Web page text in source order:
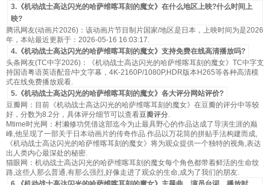
3.《机动战士高达闪光的哈萨维喀耳刻的魔女》在什么地区上映?什么时间上
映?
腾讯网友(动画片2026)：该动画片节目制片国家/地区是日本，上映时间为是2026
年，本站最近更新于：2026-05-16 16:03:17.
4.《机动战士高达闪光的哈萨维喀耳刻的魔女》支持免费在线高清播放吗?
头条网友(TC中字2026)：《机动战士高达闪光的哈萨维喀耳刻的魔女》TC中字支
持国语粤语英语配音/中文字幕，4K-2160P/1080P,HDR版本H265等各种高清模
式在线免费播放观看.
5.《机动战士高达闪光的哈萨维喀耳刻的魔女》各大评分网站评价?
豆瓣网：目前《机动战士高达闪光的哈萨维喀耳刻的魔女》在豆瓣的评分中等较
好，分数为8.2分，具体评分细节可以查看豆瓣评分.
Mtime时光网：村濑修功凭借这部迄今为止最具野心的作品达成了导演生涯的巅
峰,他呈现了一部关于日本动画片的传奇作品.作品以万花筒的拼贴手法构建而成,
《机动战士高达闪光的哈萨维喀耳刻的魔女》将为观众提供一个独特的视角,表达
出人类内心最深处的秘密.
猫眼网：机动战士高达闪光的哈萨维喀耳刻的魔女每个角色都带着鲜活的生命纹
路,这些人那么普通,有那么强烈,好像走进了观众的生命,成为了我们的朋友.